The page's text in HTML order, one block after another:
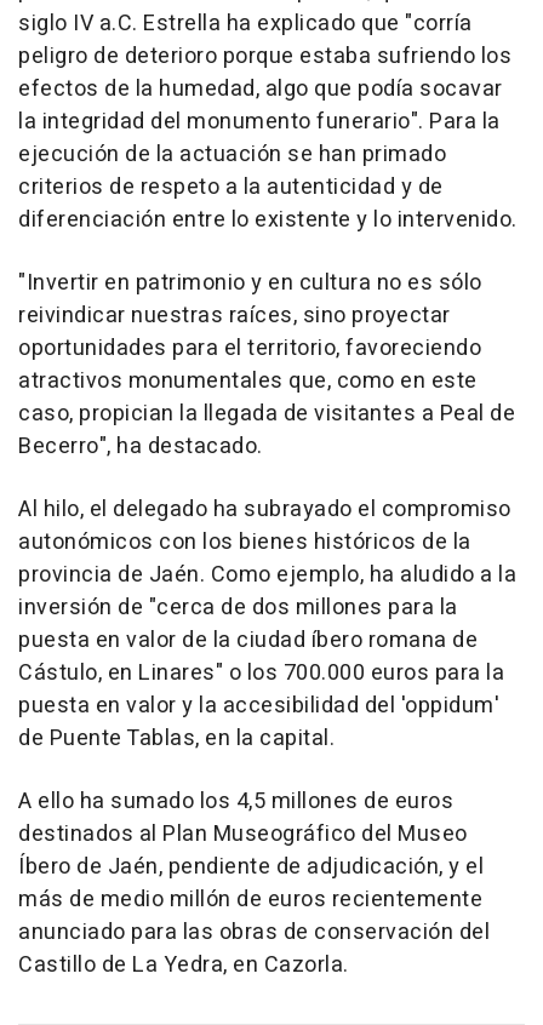
siglo IV a.C. Estrella ha explicado que "corría
peligro de deterioro porque estaba sufriendo los
efectos de la humedad, algo que podía socavar
la integridad del monumento funerario". Para la
ejecución de la actuación se han primado
criterios de respeto a la autenticidad y de
diferenciación entre lo existente y lo intervenido.
"Invertir en patrimonio y en cultura no es sólo
reivindicar nuestras raíces, sino proyectar
oportunidades para el territorio, favoreciendo
atractivos monumentales que, como en este
caso, propician la llegada de visitantes a Peal de
Becerro", ha destacado.
Al hilo, el delegado ha subrayado el compromiso
autonómicos con los bienes históricos de la
provincia de Jaén. Como ejemplo, ha aludido a la
inversión de "cerca de dos millones para la
puesta en valor de la ciudad íbero romana de
Cástulo, en Linares" o los 700.000 euros para la
puesta en valor y la accesibilidad del 'oppidum'
de Puente Tablas, en la capital.
A ello ha sumado los 4,5 millones de euros
destinados al Plan Museográfico del Museo
Íbero de Jaén, pendiente de adjudicación, y el
más de medio millón de euros recientemente
anunciado para las obras de conservación del
Castillo de La Yedra, en Cazorla.